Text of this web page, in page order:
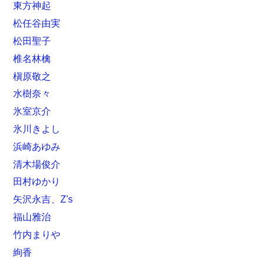
東方神起
松任谷由実
松田聖子
椎名林檎
槇原敬之
水樹奈々
氷室京介
氷川きよし
浜崎あゆみ
清木場俊介
田村ゆかり
矢沢永吉、Z's
福山雅治
竹内まりや
絢香